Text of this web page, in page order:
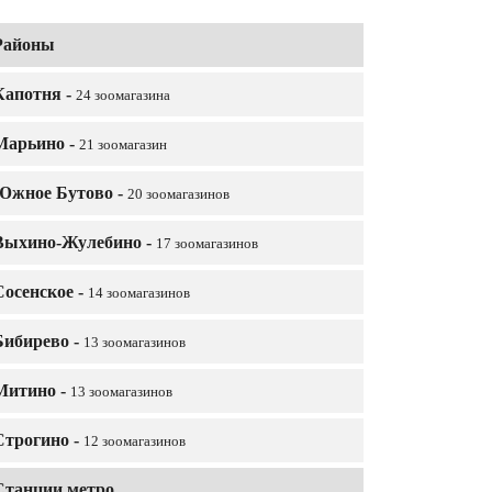
- 24 зоомагазина
- 21 зоомагазин
Бутово - 20 зоомагазинов
Жулебино - 17 зоомагазинов
- 14 зоомагазинов
- 13 зоомагазинов
- 13 зоомагазинов
- 12 зоомагазинов